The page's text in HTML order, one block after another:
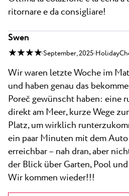
ritornare e da consigliare!
Swen
★ ★ ★ ★ September, 2025
Wir waren letzte Woche im
und haben genau das
Poreč gewünscht haben: eine
direkt am Meer, kurze Wege
Platz, um wirklich
ein paar Minuten mit dem
erreichbar – nah dran, aber
der Blick über Garten, Pool
Wir kommen wieder!!!